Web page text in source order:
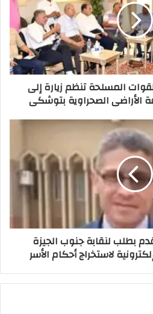
المسلحة تنظم زيارة إلى
الأراضى الصحراوية بتوشكى
بطلب لنقابة جنوب الجيزة
لاستخراج أحكام الأسر